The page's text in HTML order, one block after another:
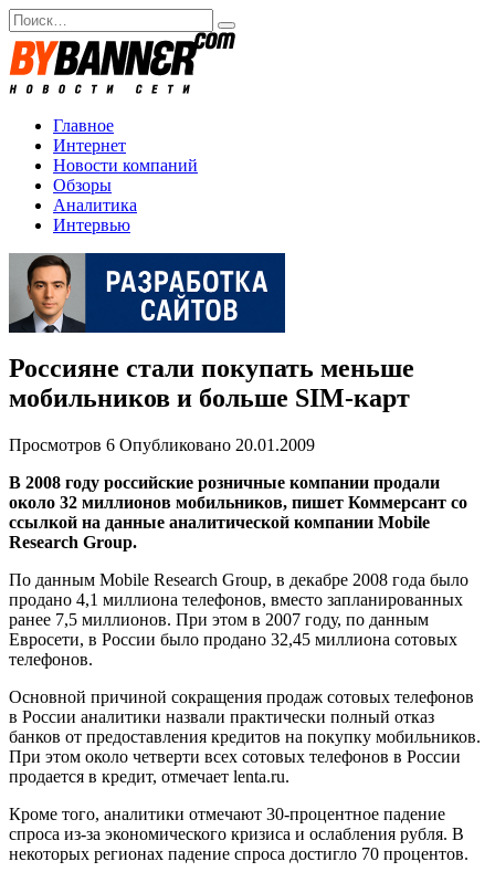
Перейти
к
содержанию
Search
for:
Главное
Интернет
Новости компаний
Обзоры
Аналитика
Интервью
Россияне стали покупать меньше
мобильников и больше SIM-карт
Просмотров 6 Опубликовано 20.01.2009
В 2008 году российские розничные компании продали
около 32 миллионов мобильников, пишет Коммерсант со
ссылкой на данные аналитической компании Mobile
Research Group.
По данным Mobile Research Group, в декабре 2008 года было
продано 4,1 миллиона телефонов, вместо запланированных
ранее 7,5 миллионов. При этом в 2007 году, по данным
Евросети, в России было продано 32,45 миллиона сотовых
телефонов.
Основной причиной сокращения продаж сотовых телефонов
в России аналитики назвали практически полный отказ
банков от предоставления кредитов на покупку мобильников.
При этом около четверти всех сотовых телефонов в России
продается в кредит, отмечает lenta.ru.
Кроме того, аналитики отмечают 30-процентное падение
спроса из-за экономического кризиса и ослабления рубля. В
некоторых регионах падение спроса достигло 70 процентов.